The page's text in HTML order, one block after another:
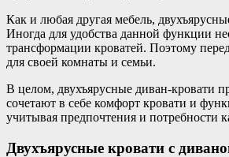
Как и любая другая мебель,
Иногда для удобства данной функции
трансформации кроватей. Поэтому
для своей комнаты и семьи.
В целом, двухъярусные диван-кровати
сочетают в себе комфорт кровати и
учитывая предпочтения и потребности
Двухъярусные кровати с